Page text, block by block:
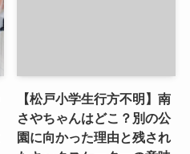
【松戸小学生行方不明】南
さやちゃんはどこ？別の公
園に向かった理由と残され